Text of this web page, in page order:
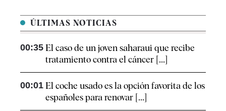
ÚLTIMAS NOTICIAS
00:35 El caso de un joven saharaui que recibe
tratamiento contra el cáncer [...]
00:01 El coche usado es la opción favorita de los
españoles para renovar [...]